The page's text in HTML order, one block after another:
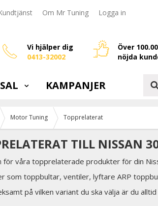
Om Mr Tuning Logga in
Vi hjälper dig
0413-32002
Över
nöjda
KAMPANJER
Motor Tuning Topprelaterat
TILL NISSAN
för våra topprelaterade produkter för din
som toppbultar, ventiler, lyftare ARP
på vilken variant du ska välja är du